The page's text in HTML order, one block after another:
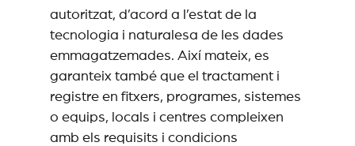
autoritzat, d’acord a l’estat de la
tecnologia i naturalesa de les dades
emmagatzemades. Així mateix, es
garanteix també que el tractament i
registre en fitxers, programes, sistemes
o equips, locals i centres compleixen
amb els requisits i condicions